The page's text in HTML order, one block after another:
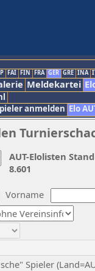
FAI FIN FRA GER GRE INA
Meldekartei
anmelden Elo
Vorname
Spieler
AUT-Elolisten
8.601